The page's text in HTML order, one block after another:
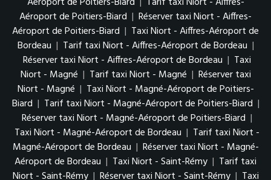
Aéroport de Poitiers-Biard | Réserver taxi Niort - Aiffres-
Aéroport de Poitiers-Biard | Taxi Niort - Aiffres-Aéroport de
Bordeau | Tarif taxi Niort - Aiffres-Aéroport de Bordeau |
Réserver taxi Niort - Aiffres-Aéroport de Bordeau | Taxi
Niort - Magné | Tarif taxi Niort - Magné | Réserver taxi
Niort - Magné | Taxi Niort - Magné-Aéroport de Poitiers-
Biard | Tarif taxi Niort - Magné-Aéroport de Poitiers-Biard |
Réserver taxi Niort - Magné-Aéroport de Poitiers-Biard |
Taxi Niort - Magné-Aéroport de Bordeau | Tarif taxi Niort -
Magné-Aéroport de Bordeau | Réserver taxi Niort - Magné-
Aéroport de Bordeau | Taxi Niort - Saint-Rémy | Tarif taxi
Niort - Saint-Rémy | Réserver taxi Niort - Saint-Rémy | Taxi